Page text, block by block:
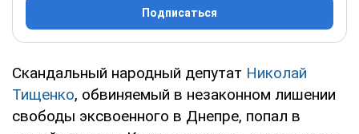
Подписаться
Скандальный народный депутат Николай
Тищенко, обвиняемый в незаконном лишении
свободы эксвоенного в Днепре, попал в